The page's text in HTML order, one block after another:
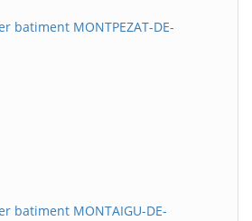
batiment MONTPEZAT-DE-
batiment MONTAIGU-DE-